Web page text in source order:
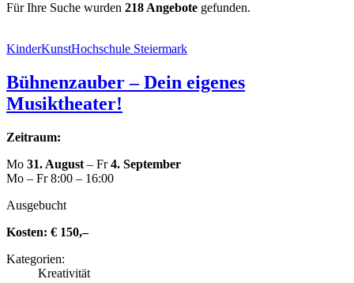
Für Ihre Suche wurden 218 Angebote gefunden.
Kin­der­Kunst­Hoch­schu­le Steiermark
Büh­nen­zau­ber – Dein eigenes
Musiktheater!
Zeitraum:
Mo 31. August – Fr4. September
Mo – Fr 8:00 – 16:00
Aus­ge­bucht
Kosten: € 150,–
Kate­go­rien:
Krea­ti­vi­tät